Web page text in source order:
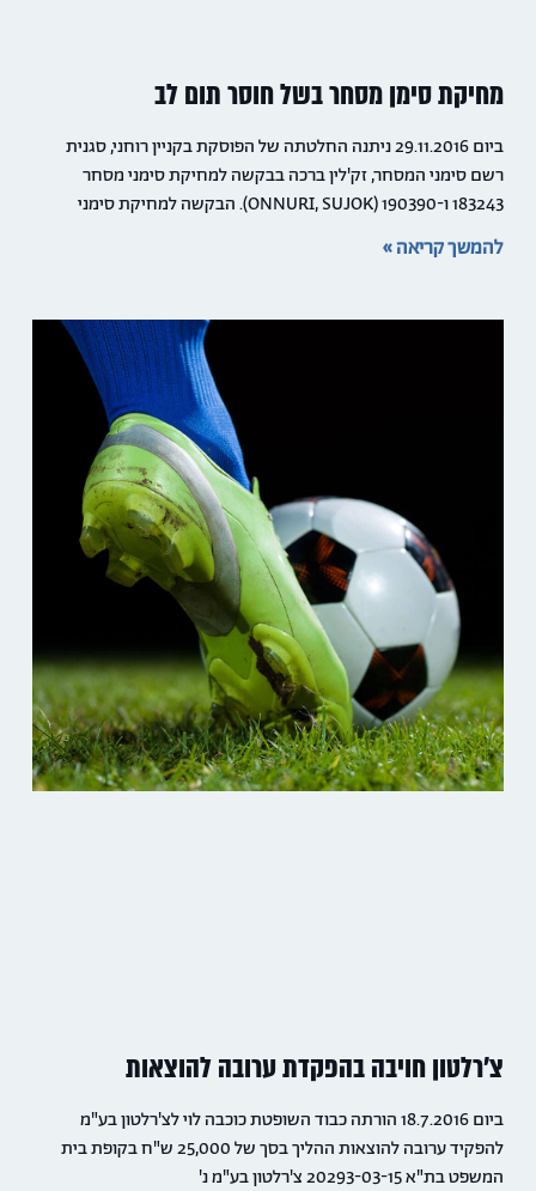
מחיקת סימן מסחר בשל חוסר תום לב
ביום 29.11.2016 ניתנה החלטתה של הפוסקת בקניין רוחני, סגנית
רשם סימני המסחר, זק'לין ברכה בבקשה למחיקת סימני מסחר
183243 ו-190390 (ONNURI, SUJOK). הבקשה למחיקת סימני
להמשך קריאה »
צ'רלטון חויבה בהפקדת ערובה להוצאות
ביום 18.7.2016 הורתה כבוד השופטת כוכבה לוי לצ'רלטון בע"מ
להפקיד ערובה להוצאות ההליך בסך של 25,000 ש"ח בקופת בית
המשפט בת"א 20293-03-15 צ'רלטון בע"מ נ'